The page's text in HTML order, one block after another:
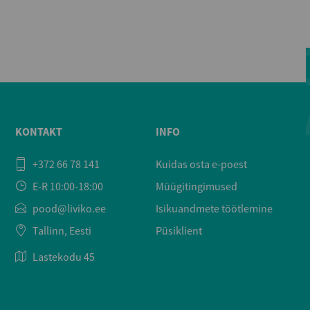
KONTAKT
+372 66 78 141
E-R 10:00-18:00
pood@liviko.ee
Tallinn, Eesti
Lastekodu 45
INFO
Kuidas osta e-poest
Müügitingimused
Isikuandmete töötlemine
Püsiklient